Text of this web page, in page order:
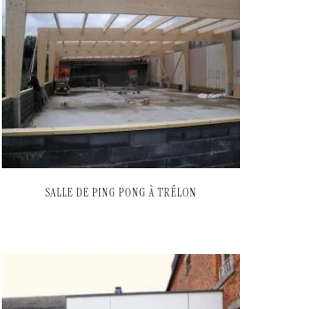
SALLE DE PING PONG À TRÉLON